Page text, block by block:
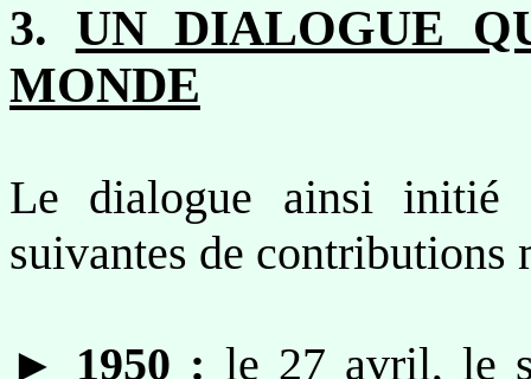
3. UN DIALOGUE
MONDE
Le dialogue ainsi initié
suivantes de contributions
► 1950 : le 27 avril, le